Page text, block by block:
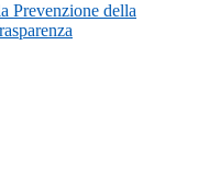
Prevenzione della